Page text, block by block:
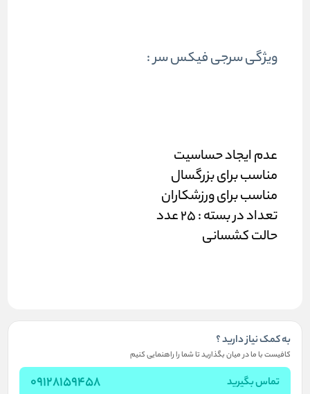
ویژگی سرجی فیکس سر :
عدم ایجاد حساسیت
مناسب برای بزرگسال
مناسب برای ورزشکاران
تعداد در بسته : 25 عدد
حالت کشسانی
به کمک نیاز دارید ؟
کافیست با ما در میان بگذارید تا شما را راهنمایی کنیم
تماس بگیرید 09128159458